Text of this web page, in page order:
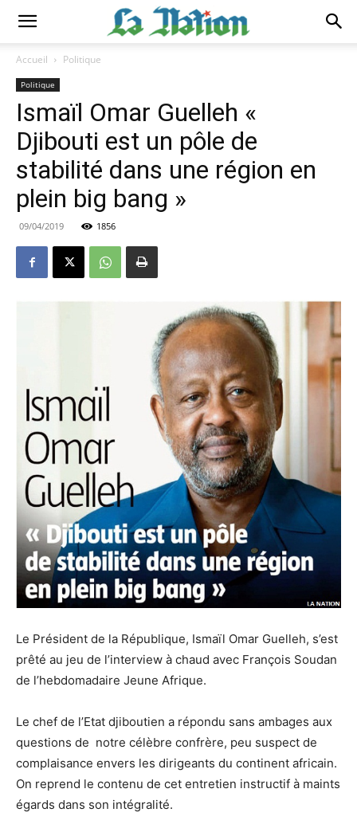
Accueil Politique
Politique
Ismaïl Omar Guelleh «
Djibouti est un pôle de
stabilité dans une région en
plein big bang »
09/04/2019 1856
Le Président de la République, Ismaïl Omar Guelleh, s’est
prêté au jeu de l’interview à chaud avec François Soudan
de l’hebdomadaire Jeune Afrique.
Le chef de l’Etat djiboutien a répondu sans ambages aux
questions de notre célèbre confrère, peu suspect de
complaisance envers les dirigeants du continent africain.
On reprend le contenu de cet entretien instructif à maints
égards dans son intégralité.